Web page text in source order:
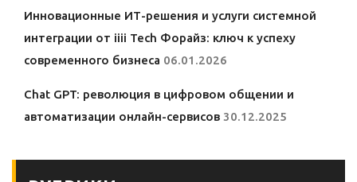
Инновационные ИТ-решения и услуги системной
интеграции от iiii Tech Форайз: ключ к успеху
современного бизнеса 06.01.2026
Chat GPT: революция в цифровом общении и
автоматизации онлайн-сервисов 30.12.2025